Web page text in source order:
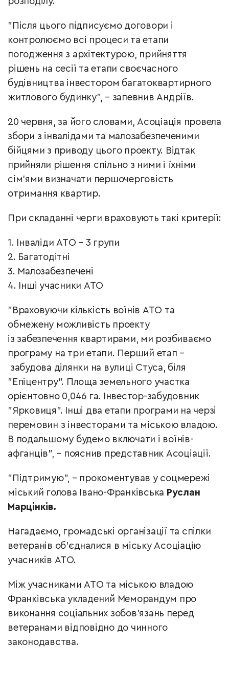
"Після цього підписуємо договори і
контролюємо всі процеси та етапи
погодження з архітектурою, прийняття
рішень на сесії та етапи своєчасного
будівництва інвестором багатоквартирного
житлового будинку", – запевнив Андріїв.
20 червня, за його словами, Асоціація провела
збори з інвалідами та малозабезпеченими
бійцями з приводу цього проекту. Відтак
прийняли рішення спільно з ними і їхніми
сім'ями визначати першочерговість
отримання квартир.
При складанні черги враховують такі критерії:
1. Інваліди АТО – 3 групи
2. Багатодітні
3. Малозабезпечені
4. Інші учасники АТО
"Враховуючи кількість воїнів АТО та
обмежену можливість проекту
із забезпечення квартирами, ми розбиваємо
програму на три етапи. Перший етап –
забудова ділянки на вулиці Стуса, біля
"Епіцентру". Площа земельного участка
орієнтовно 0,046 га. Інвестор-забудовник
"Ярковиця".
Інші два етапи програми на черзі
перемовин з інвесторами та міською владою.
В подальшому будемо включати і воїнів-
афганців", – пояснив представник Асоціації.
"Підтримую", – прокоментував у соцмережі
міський голова Івано-Франківська Руслан
Марцінків.
Нагадаємо, громадські організації та спілки
ветеранів об'єдналися в міську Асоціацію
учасників АТО.
Між учасниками АТО та міською владою
Франківська укладений Меморандум про
виконання соціальних зобов'язань перед
ветеранами відповідно до чинного
законодавства.